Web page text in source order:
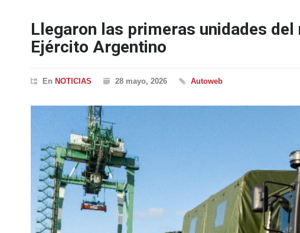
Llegaron las primeras unidades del
Ejército Argentino
En NOTICIAS 28 mayo, 2026 Autoweb